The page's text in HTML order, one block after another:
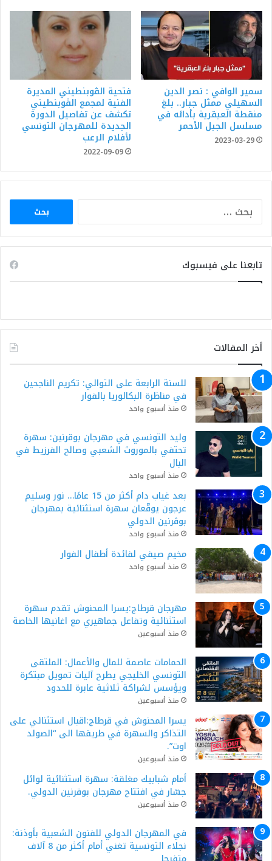
سمير الوافي : نصر الدين
السهيلي ممثل جبار.. بلغ
منقطة العبقرية بأدائه في
مسلسل الجبل الأحمر
2023-03-29
فتحية الڨوبنطيني المديرة
الفنية لمجمع الڨوبنطيني
تكشف عن تفاصيل الدورة
الجديدة للمهرجان التونسي
لأفلام الرعب
2022-09-09
البحث
تابعنا على فيسبوك
أخر المقالات
للسنة الرابعة على التوالي: تكريم الناجحين
في مناظرة البكالوريا بالفوار
منذ أسبوع واحد
وليد التونسي في مهرجان بوقرنين: سهرة
تحتفي بالموروث الشعبي وصالح الفرزيط في
البال
منذ أسبوع واحد
بعد غياب دام أكثر من 15 عامًا… نور وسليم
عرجون يوقّعان سهرة استثنائية بمهرجان
بوڨرنين الدولي
منذ أسبوع واحد
مخيم صيفي لفائدة أطفال الفوار
منذ أسبوع واحد
مهرجان قرطاج:يسرا المحنوش تقدم سهرة
استثنائية وتفاعل جماهيري مع اغانيها الخاصة
منذ أسبوعين
الحمامات عاصمة للمال والأعمال: الملتقى
التونسي الخليجي يطرح آليات تمويل مبتكرة
ويؤسس لشراكة ثلاثية عابرة للحدود
منذ أسبوعين
يسرا المحنوش في قرطاج:اقبال استثنائي على
التذاكر والسهرة في طريقها الى “الصولد
اوت”.
منذ أسبوعين
أمام شبابيك مغلقة: سهرة استثنائية لوائل
جسّار في افتتاح مهرجان بوقرنين الدولي.
منذ أسبوعين
في المهرجان الدولي للفنون الشعبية بأوذنة:
نجلاء التونسية تغني أمام أكثر من 8 آلاف